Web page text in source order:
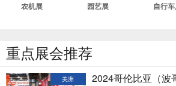
农机展 园艺展 自行
重点展会推荐
美洲 2024哥伦比亚（波